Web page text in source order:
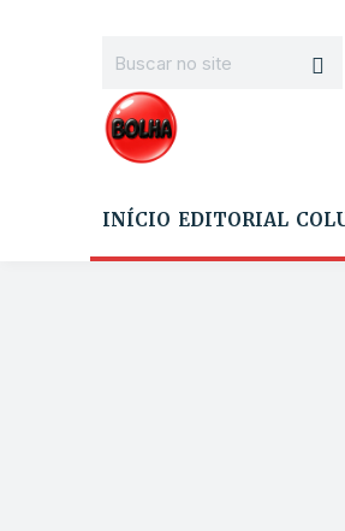
INÍCIO EDITORIAL